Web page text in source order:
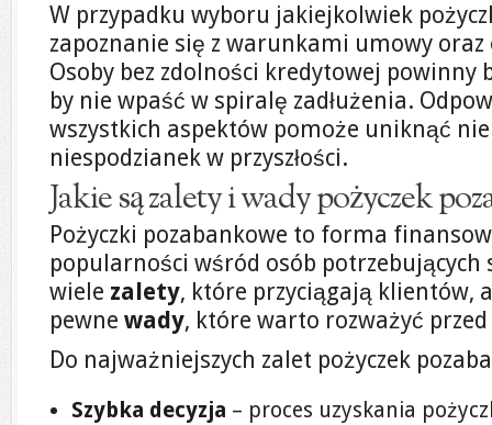
W przypadku wyboru jakiejkolwiek
zapoznanie się z warunkami umowy
Osoby bez zdolności kredytowej powinny
by nie wpaść w spiralę zadłużenia.
wszystkich aspektów pomoże uniknąć
niespodzianek w przyszłości.
Jakie są zalety i wady pożyczek
Pożyczki pozabankowe to forma
popularności wśród osób
wiele zalety, które przyciągają klientów,
pewne wady, które warto rozważyć
Do najważniejszych zalet pożyczek
Szybka decyzja – proces uzyskania